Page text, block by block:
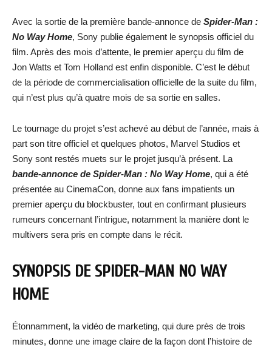
Avec la sortie de la première bande-annonce de Spider-Man :
No Way Home, Sony publie également le synopsis officiel du
film. Après des mois d’attente, le premier aperçu du film de
Jon Watts et Tom Holland est enfin disponible. C’est le début
de la période de commercialisation officielle de la suite du film,
qui n’est plus qu’à quatre mois de sa sortie en salles.
Le tournage du projet s’est achevé au début de l’année, mais à
part son titre officiel et quelques photos, Marvel Studios et
Sony sont restés muets sur le projet jusqu’à présent. La
bande-annonce de Spider-Man : No Way Home, qui a été
présentée au CinemaCon, donne aux fans impatients un
premier aperçu du blockbuster, tout en confirmant plusieurs
rumeurs concernant l’intrigue, notamment la manière dont le
multivers sera pris en compte dans le récit.
SYNOPSIS DE SPIDER-MAN NO WAY
HOME
Étonnamment, la vidéo de marketing, qui dure près de trois
minutes, donne une image claire de la façon dont l’histoire de